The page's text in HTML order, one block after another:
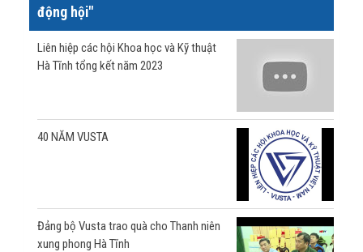
động hội"
Liên hiệp các hội Khoa học và Kỹ thuật
Hà Tĩnh tổng kết năm 2023
40 NĂM VUSTA
Đảng bộ Vusta trao quà cho Thanh niên
xung phong Hà Tĩnh